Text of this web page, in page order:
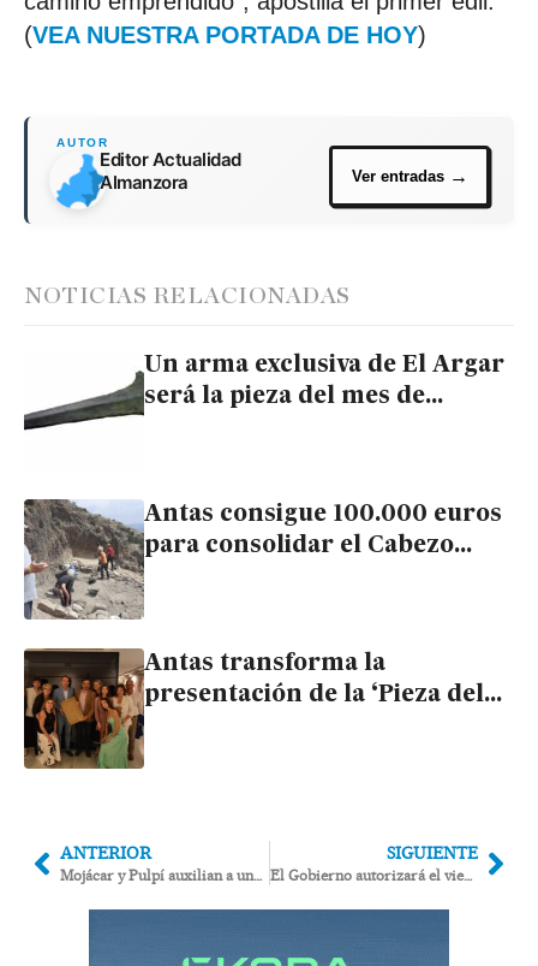
(VEA NUESTRA PORTADA DE HOY)
Editor Actualidad
Almanzora
NOTICIAS RELACIONADAS
Un arma exclusiva de El Argar
será la pieza del mes de
Antas consigue 100.000 euros
para consolidar el Cabezo
Antas transforma la
presentación de la ‘Pieza del
ANTERIOR
Mojácar y Pulpí auxilian a una Guardia Civil sin medios para combatir el narcotráfico
SIGUIENTE
El Gobierno autorizará el viernes un trasvase de 50 hectómetros del Negratín al Almanzora